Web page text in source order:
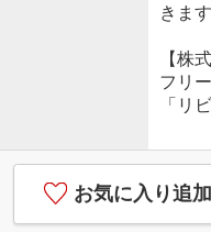
きま
【株
フリ
「リ
お気に入り追加